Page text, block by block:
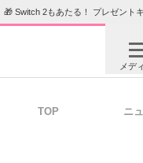
🎁 Switch 2もあたる！ プレゼント
メデ
TOP ニ